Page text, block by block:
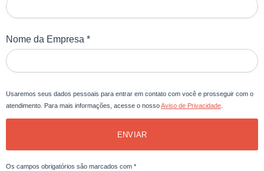
Nome da Empresa *
Usaremos seus dados pessoais para entrar em contato com você e prosseguir com o
atendimento. Para mais informações, acesse o nossoAviso de Privacidade
ENVIAR
Os campos obrigatórios são marcados com *